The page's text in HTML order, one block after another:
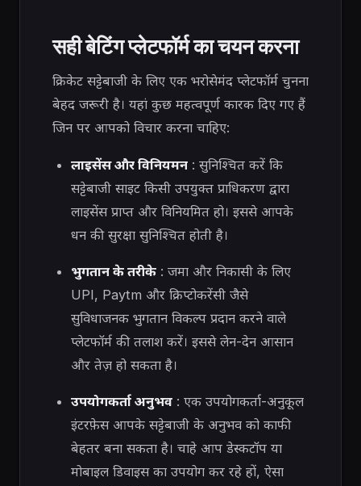
सही बेटिंग प्लेटफॉर्म का चयन करना
क्रिकेट सट्टेबाजी के लिए एक भरोसेमंद प्लेटफॉर्म चुनना
बेहद जरूरी है। यहां कुछ महत्वपूर्ण कारक दिए गए हैं
जिन पर आपको विचार करना चाहिए:
लाइसेंस और विनियमन: सुनिश्चित करें कि
सट्टेबाजी साइट किसी उपयुक्त प्राधिकरण द्वारा
लाइसेंस प्राप्त और विनियमित हो। इससे आपके
धन की सुरक्षा सुनिश्चित होती है।
भुगतान के तरीके: जमा और निकासी के लिए
UPI, Paytm और क्रिप्टोकरेंसी जैसे
सुविधाजनक भुगतान विकल्प प्रदान करने वाले
प्लेटफॉर्म की तलाश करें। इससे लेन-देन आसान
और तेज़ हो सकता है।
उपयोगकर्ता अनुभव: एक उपयोगकर्ता-अनुकूल
इंटरफ़ेस आपके सट्टेबाजी के अनुभव को काफी
बेहतर बना सकता है। चाहे आप डेस्कटॉप या
मोबाइल डिवाइस का उपयोग कर रहे हों, ऐसा